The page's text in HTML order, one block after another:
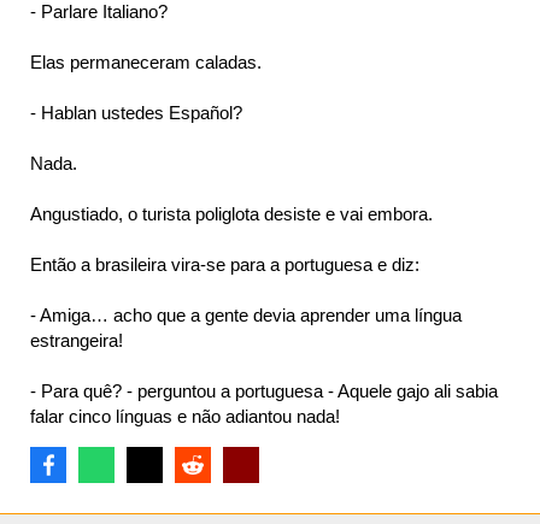
- Parlare Italiano?
Elas permaneceram caladas.
- Hablan ustedes Español?
Nada.
Angustiado, o turista poliglota desiste e vai embora.
Então a brasileira vira-se para a portuguesa e diz:
- Amiga… acho que a gente devia aprender uma língua
estrangeira!
- Para quê? - perguntou a portuguesa - Aquele gajo ali sabia
falar cinco línguas e não adiantou nada!